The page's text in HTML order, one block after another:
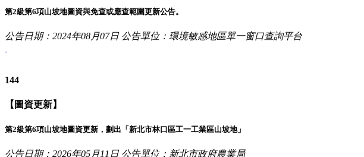
第2級第6項山坡地圖資與免查或應查範圍更新公告。
公告日期：2024年08月07日 公告單位：環境敏感地區單一窗口查詢平台
144
【圖資更新】
第2級第6項山坡地圖資更新，劃出「新北市林口區工一工業區山坡地」
公告日期：2026年05月11日 公告單位：新北市政府農業局